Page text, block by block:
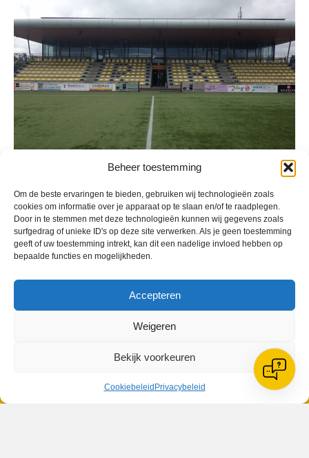
Beheer toestemming
Om de beste ervaringen te bieden, gebruiken wij technologieën zoals
cookies om informatie over je apparaat op te slaan en/of te raadplegen.
Door in te stemmen met deze technologieën kunnen wij gegevens zoals
surfgedrag of unieke ID's op deze site verwerken. Als je geen toestemming
geeft of uw toestemming intrekt, kan dit een nadelige invloed hebben op
bepaalde functies en mogelijkheden.
Accepteren
Weigeren
Bekijk voorkeuren
Cookiebeleid Privacybeleid
Geplaatst in Berichten seizoen 2017-2018